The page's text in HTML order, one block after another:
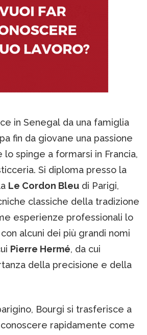
in Senegal da una famiglia
fin da giovane una passione
lo spinge a formarsi in Francia,
Si diploma presso la
Le Cordon Bleu di Parigi,
classiche della tradizione
esperienze professionali lo
alcuni dei più grandi nomi
Pierre Hermé, da cui
della precisione e della
Bourgi si trasferisce a
conoscere rapidamente come